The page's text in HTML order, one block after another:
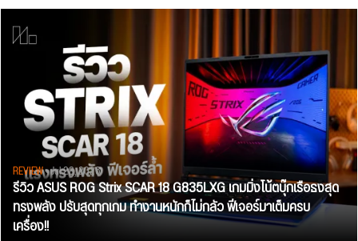
REVIEW• Jul 28, 2026
รีวิว ASUS ROG Strix SCAR 18 G835LXG เกมมิ่งโน้ตบุ๊กเรือธงสุด
ทรงพลัง ปรับสุดทุกเกม ทำงานหนักก็ไม่กลัว ฟีเจอร์มาเต็มครบ
เครื่อง!!